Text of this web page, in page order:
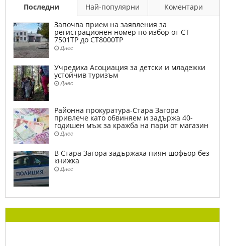
Последни Най-популярни
Коментари
Започва прием на заявления за
регистрационен номер по избор от СТ
7501ТР до СТ8000ТР
Днес
Учредиха Асоциация за детски и младежки
устойчив туризъм
Днес
Районна прокуратура-Стара Загора
привлече като обвиняем и задържа 40-
годишен мъж за кражба на пари от магазин
Днес
В Стара Загора задържаха пиян шофьор без
книжка
Днес